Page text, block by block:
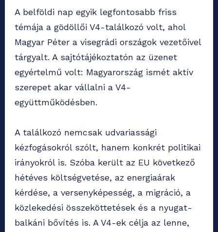
A belföldi nap egyik legfontosabb friss
témája a gödöllői V4-találkozó volt, ahol
Magyar Péter a visegrádi országok vezetőivel
tárgyalt. A sajtótájékoztatón az üzenet
egyértelmű volt: Magyarország ismét aktív
szerepet akar vállalni a V4-
együttműködésben.
A találkozó nemcsak udvariassági
kézfogásokról szólt, hanem konkrét politikai
irányokról is. Szóba került az EU következő
hétéves költségvetése, az energiaárak
kérdése, a versenyképesség, a migráció, a
közlekedési összeköttetések és a nyugat-
balkáni bővítés is. A V4-ek célja az lenne,